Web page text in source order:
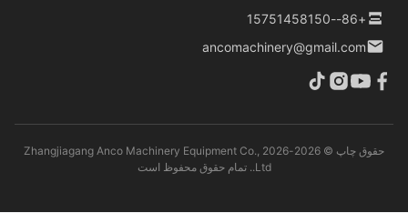
ancomachinery@gmail.com
حقوق چاپ © 2026-2026 Zhangjiagang Anco Machinery Equipment Co.,